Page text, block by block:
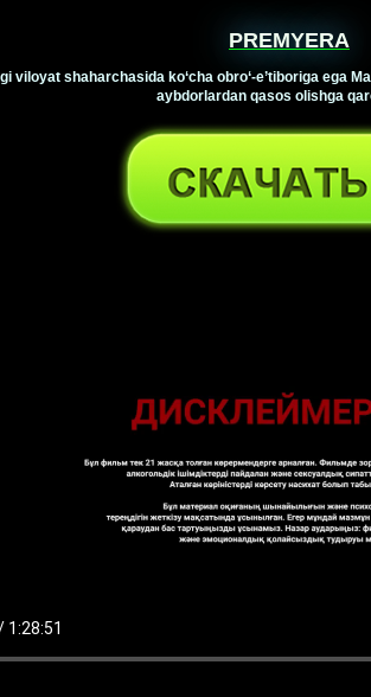
PREMYERA
viloyat shaharchasida ko‘cha obro‘-e’tiboriga ega
aybdorlardan qasos olishga